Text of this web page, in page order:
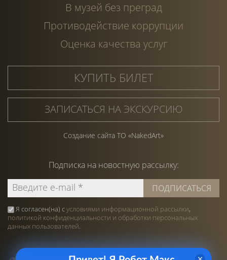
В музей без преград
Противодействие коррупции
Оценка качества услуг
КУПИТЬ БИЛЕТ
ЗАПИСАТЬСЯ НА ЭКСКУРСИЮ
Создание сайта ТО «NakedArt»
Подписка на новостную рассылку:
Я согласен(на) сусловиями информационной рассылки,
политикой конфиденциальности и обработки персональных
данных пользователей.